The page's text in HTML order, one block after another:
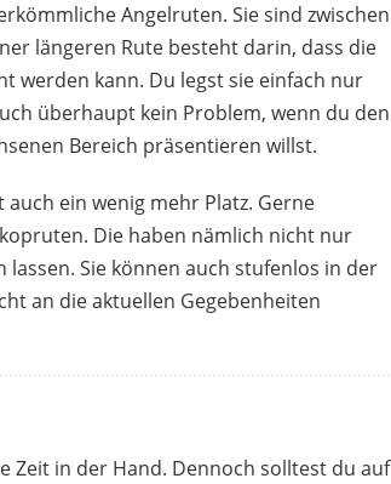
Angelruten. Sie sind zwischen
längeren Rute besteht darin, dass die
werden kann. Du legst sie einfach nur
überhaupt kein Problem, wenn du den
Bereich präsentieren willst.
ein wenig mehr Platz. Gerne
Die haben nämlich nicht nur
Sie können auch stufenlos in der
an die aktuellen Gegebenheiten
Zeit in der Hand. Dennoch solltest du auf